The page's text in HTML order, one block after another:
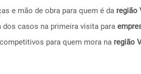
e mão de obra para quem é da região
casos na primeira visita para
para quem mora na região